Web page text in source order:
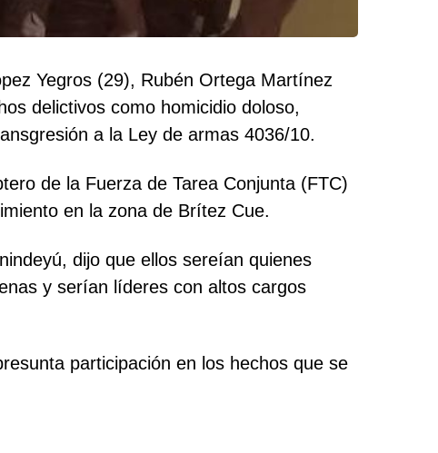
Yegros (29), Rubén Ortega Martínez
delictivos como homicidio doloso,
a la Ley de armas 4036/10.
de la Fuerza de Tarea Conjunta (FTC)
en la zona de Brítez Cue.
dijo que ellos sereían quienes
y serían líderes con altos cargos
participación en los hechos que se